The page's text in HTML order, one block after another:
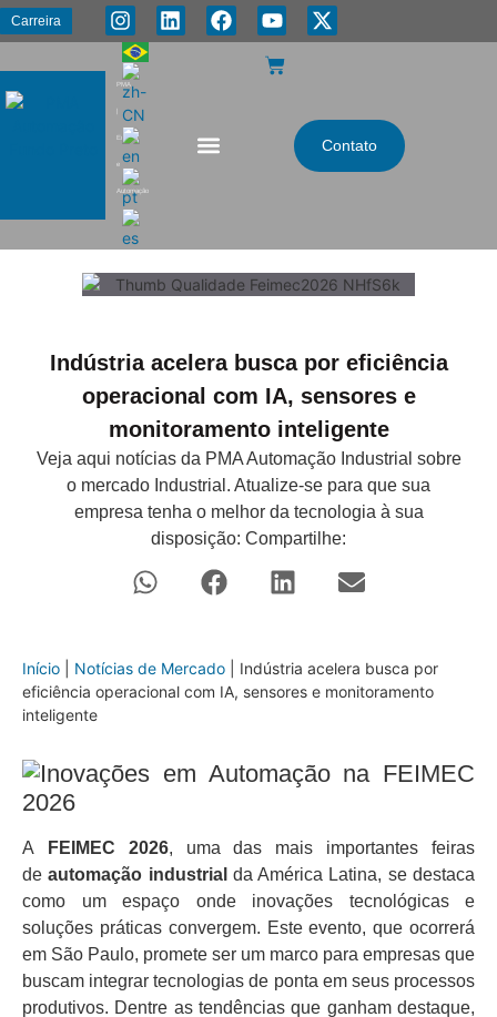
Carreira
PMA
Energia
e
Automação
Contato
Indústria acelera busca por eficiência
operacional com IA, sensores e
monitoramento inteligente
Veja aqui notícias da PMA Automação Industrial sobre
o mercado Industrial. Atualize-se para que sua
empresa tenha o melhor da tecnologia à sua
disposição: Compartilhe:
Início Notícias de Mercado
Indústria acelera busca por
eficiência operacional com IA, sensores e monitoramento
inteligente
Inovações em Automação na FEIMEC
2026
A FEIMEC 2026, uma das mais importantes feiras
deautomação industrial da América Latina, se destaca
como um espaço onde inovações tecnológicas e
soluções práticas convergem. Este evento, que ocorrerá
em São Paulo, promete ser um marco para empresas que
buscam integrar tecnologias de ponta em seus processos
produtivos. Dentre as tendências que ganham destaque,